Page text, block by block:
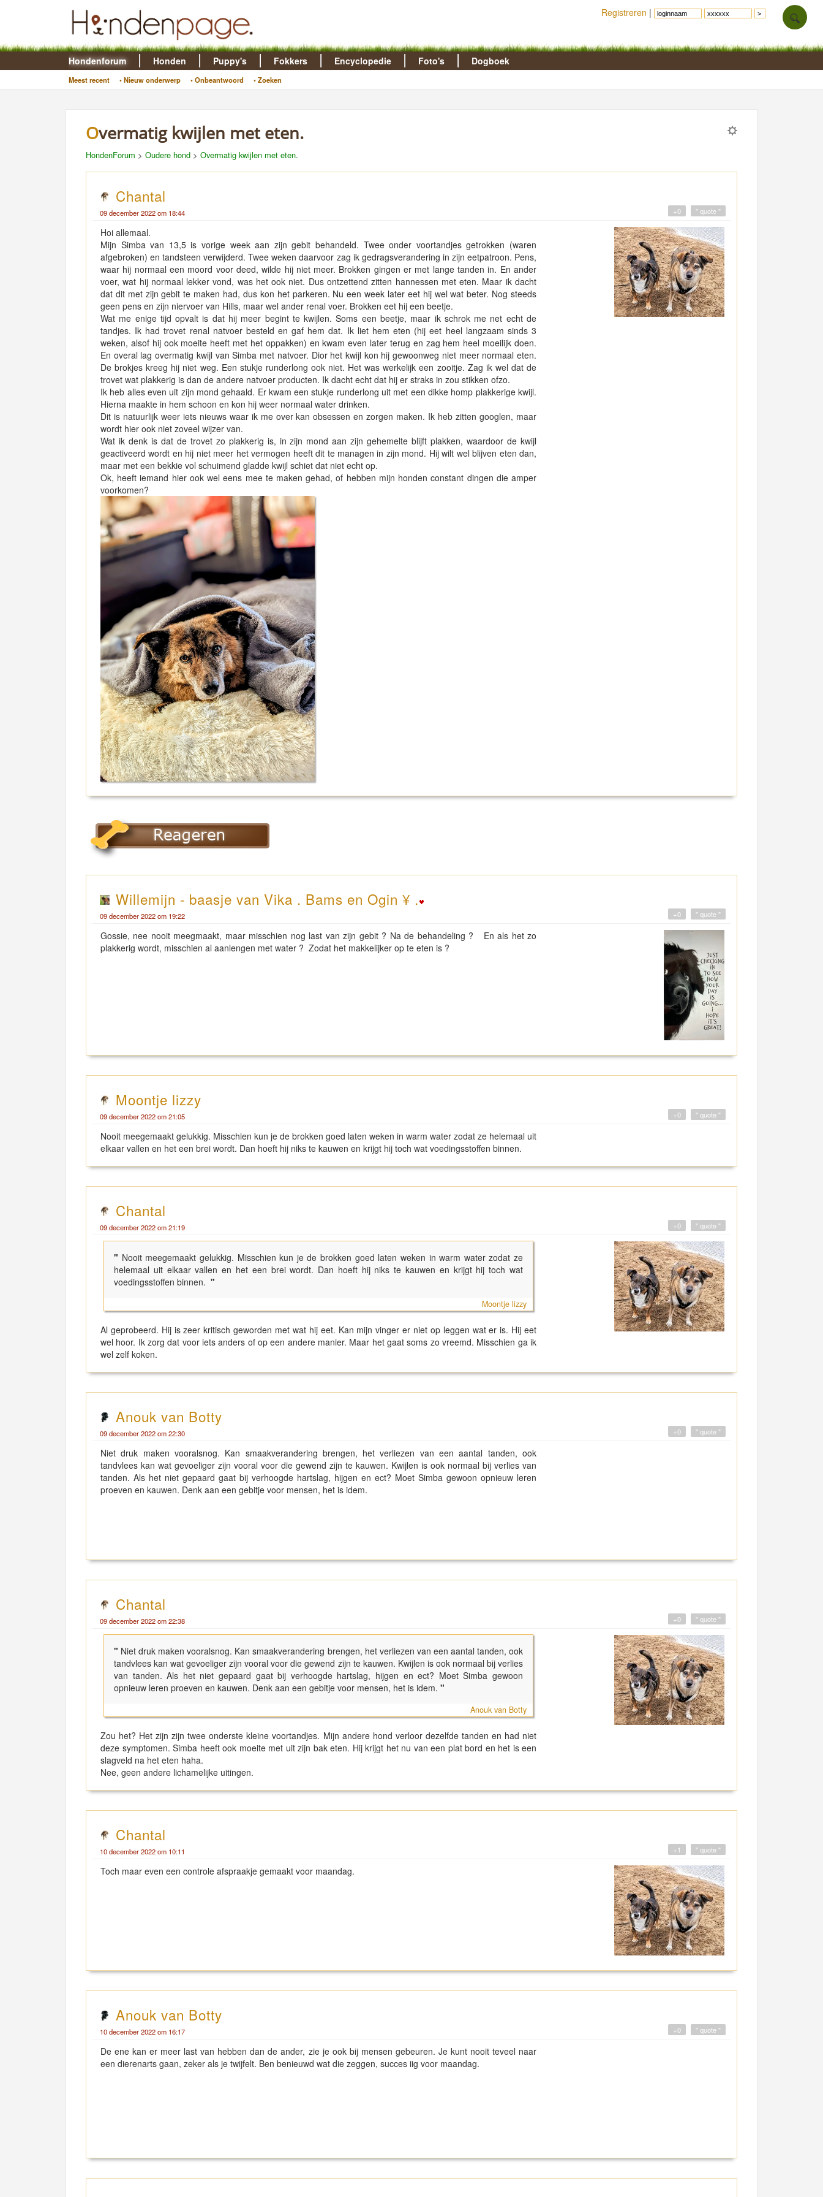
Hondenforum
Meest recent • Nieuw onderwerp • Onbeantwoord • Zoeken
Honden Puppy's Fokkers Encyclopedie Foto's Dogboek
Overmatig kwijlen met eten.
HondenForum > Oudere hond > Overmatig kwijlen met eten.
Chantal
09 december 2022 om 18:44 " quote "
+0
Hoi allemaal.
Mijn Simba van 13,5 is vorige week aan zijn gebit behandeld. Twee onder voortandjes getrokken (waren
afgebroken) en tandsteen verwijderd. Twee weken daarvoor zag ik gedragsverandering in zijn eetpatroon. Pens,
waar hij normaal een moord voor deed, wilde hij niet meer. Brokken gingen er met lange tanden in. En ander
voer, wat hij normaal lekker vond, was het ook niet. Dus ontzettend zitten hannessen met eten. Maar ik dacht
dat dit met zijn gebit te maken had, dus kon het parkeren. Nu een week later eet hij wel wat beter. Nog steeds
geen pens en zijn niervoer van Hills, maar wel ander renal voer. Brokken eet hij een beetje.
Wat me enige tijd opvalt is dat hij meer begint te kwijlen. Soms een beetje, maar ik schrok me net echt de
tandjes. Ik had trovet renal natvoer besteld en gaf hem dat. Ik liet hem eten (hij eet heel langzaam sinds 3
weken, alsof hij ook moeite heeft met het oppakken) en kwam even later terug en zag hem heel moeilijk doen.
En overal lag overmatig kwijl van Simba met natvoer. Dior het kwijl kon hij gewoonweg niet meer normaal eten.
De brokjes kreeg hij niet weg. Een stukje runderlong ook niet. Het was werkelijk een zooitje. Zag ik wel dat de
trovet wat plakkerig is dan de andere natvoer producten. Ik dacht echt dat hij er straks in zou stikken ofzo.
Ik heb alles even uit zijn mond gehaald. Er kwam een stukje runderlong uit met een dikke homp plakkerige kwijl.
Hierna maakte in hem schoon en kon hij weer normaal water drinken.
Dit is natuurlijk weer iets nieuws waar ik me over kan obsessen en zorgen maken. Ik heb zitten googlen, maar
wordt hier ook niet zoveel wijzer van.
Wat ik denk is dat de trovet zo plakkerig is, in zijn mond aan zijn gehemelte blijft plakken, waardoor de kwijl
geactiveerd wordt en hij niet meer het vermogen heeft dit te managen in zijn mond. Hij wilt wel blijven eten dan,
maar met een bekkie vol schuimend gladde kwijl schiet dat niet echt op.
Ok, heeft iemand hier ook wel eens mee te maken gehad, of hebben mijn honden constant dingen die amper
voorkomen?
Willemijn - baasje van Vika . Bams en Ogin ¥ .
09 december 2022 om 19:22 " quote "
+0
Gossie, nee nooit meegmaakt, maar misschien nog last van zijn gebit ? Na de behandeling ? En als het zo
plakkerig wordt, misschien al aanlengen met water ? Zodat het makkelijker op te eten is ?
Moontje lizzy
09 december 2022 om 21:05 " quote "
+0
Nooit meegemaakt gelukkig. Misschien kun je de brokken goed laten weken in warm water zodat ze helemaal uit
elkaar vallen en het een brei wordt. Dan hoeft hij niks te kauwen en krijgt hij toch wat voedingsstoffen binnen.
Chantal
09 december 2022 om 21:19 " quote "
+0
" Nooit meegemaakt gelukkig. Misschien kun je de brokken goed laten weken in warm water zodat ze
helemaal uit elkaar vallen en het een brei wordt. Dan hoeft hij niks te kauwen en krijgt hij toch wat
voedingsstoffen binnen. "
Moontje lizzy
Al geprobeerd. Hij is zeer kritisch geworden met wat hij eet. Kan mijn vinger er niet op leggen wat er is. Hij eet
wel hoor. Ik zorg dat voor iets anders of op een andere manier. Maar het gaat soms zo vreemd. Misschien ga ik
wel zelf koken.
Anouk van Botty
09 december 2022 om 22:30 " quote "
+0
Niet druk maken vooralsnog. Kan smaakverandering brengen, het verliezen van een aantal tanden, ook
tandvlees kan wat gevoeliger zijn vooral voor die gewend zijn te kauwen. Kwijlen is ook normaal bij verlies van
tanden. Als het niet gepaard gaat bij verhoogde hartslag, hijgen en ect? Moet Simba gewoon opnieuw leren
proeven en kauwen. Denk aan een gebitje voor mensen, het is idem.
Chantal
09 december 2022 om 22:38 " quote "
+0
" Niet druk maken vooralsnog. Kan smaakverandering brengen, het verliezen van een aantal tanden, ook
tandvlees kan wat gevoeliger zijn vooral voor die gewend zijn te kauwen. Kwijlen is ook normaal bij verlies
van tanden. Als het niet gepaard gaat bij verhoogde hartslag, hijgen en ect? Moet Simba gewoon
opnieuw leren proeven en kauwen. Denk aan een gebitje voor mensen, het is idem. "
Anouk van Botty
Zou het? Het zijn zijn twee onderste kleine voortandjes. Mijn andere hond verloor dezelfde tanden en had niet
deze symptomen. Simba heeft ook moeite met uit zijn bak eten. Hij krijgt het nu van een plat bord en het is een
slagveld na het eten haha.
Nee, geen andere lichamelijke uitingen.
Chantal
10 december 2022 om 10:11 " quote "
+1
Toch maar even een controle afspraakje gemaakt voor maandag.
Anouk van Botty
10 december 2022 om 16:17 " quote "
+0
De ene kan er meer last van hebben dan de ander, zie je ook bij mensen gebeuren. Je kunt nooit teveel naar
een dierenarts gaan, zeker als je twijfelt. Ben benieuwd wat die zeggen, succes iig voor maandag.
Registreren |